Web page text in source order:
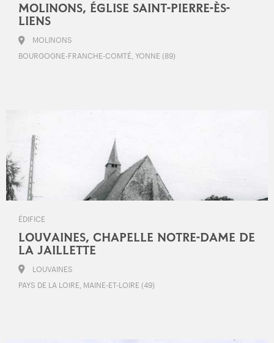
MOLINONS, ÉGLISE SAINT-PIERRE-ÈS-
LIENS
MOLINONS
BOURGOGNE-FRANCHE-COMTÉ, YONNE (89)
ÉDIFICE
LOUVAINES, CHAPELLE NOTRE-DAME DE
LA JAILLETTE
LOUVAINES
PAYS DE LA LOIRE, MAINE-ET-LOIRE (49)